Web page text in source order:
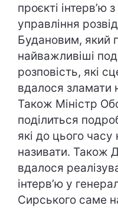
проєкті інтерв’ю
управління
Будановим, який
найважливіші
розповість, які
вдалося зламати
Також Міністр
поділиться
які до цього
називати. Також
вдалося
інтерв’ю у
Сирського саме